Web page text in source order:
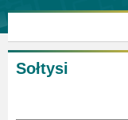
Sołtysi